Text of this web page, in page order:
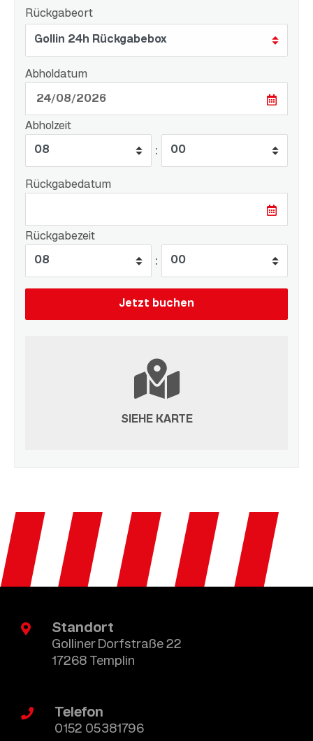
Rückgabeort
Abholdatum
Abholzeit
:
Rückgabedatum
Rückgabezeit
:
SIEHE KARTE
Standort
Golliner Dorfstraße 22
17268 Templin
Telefon
0152 05381796